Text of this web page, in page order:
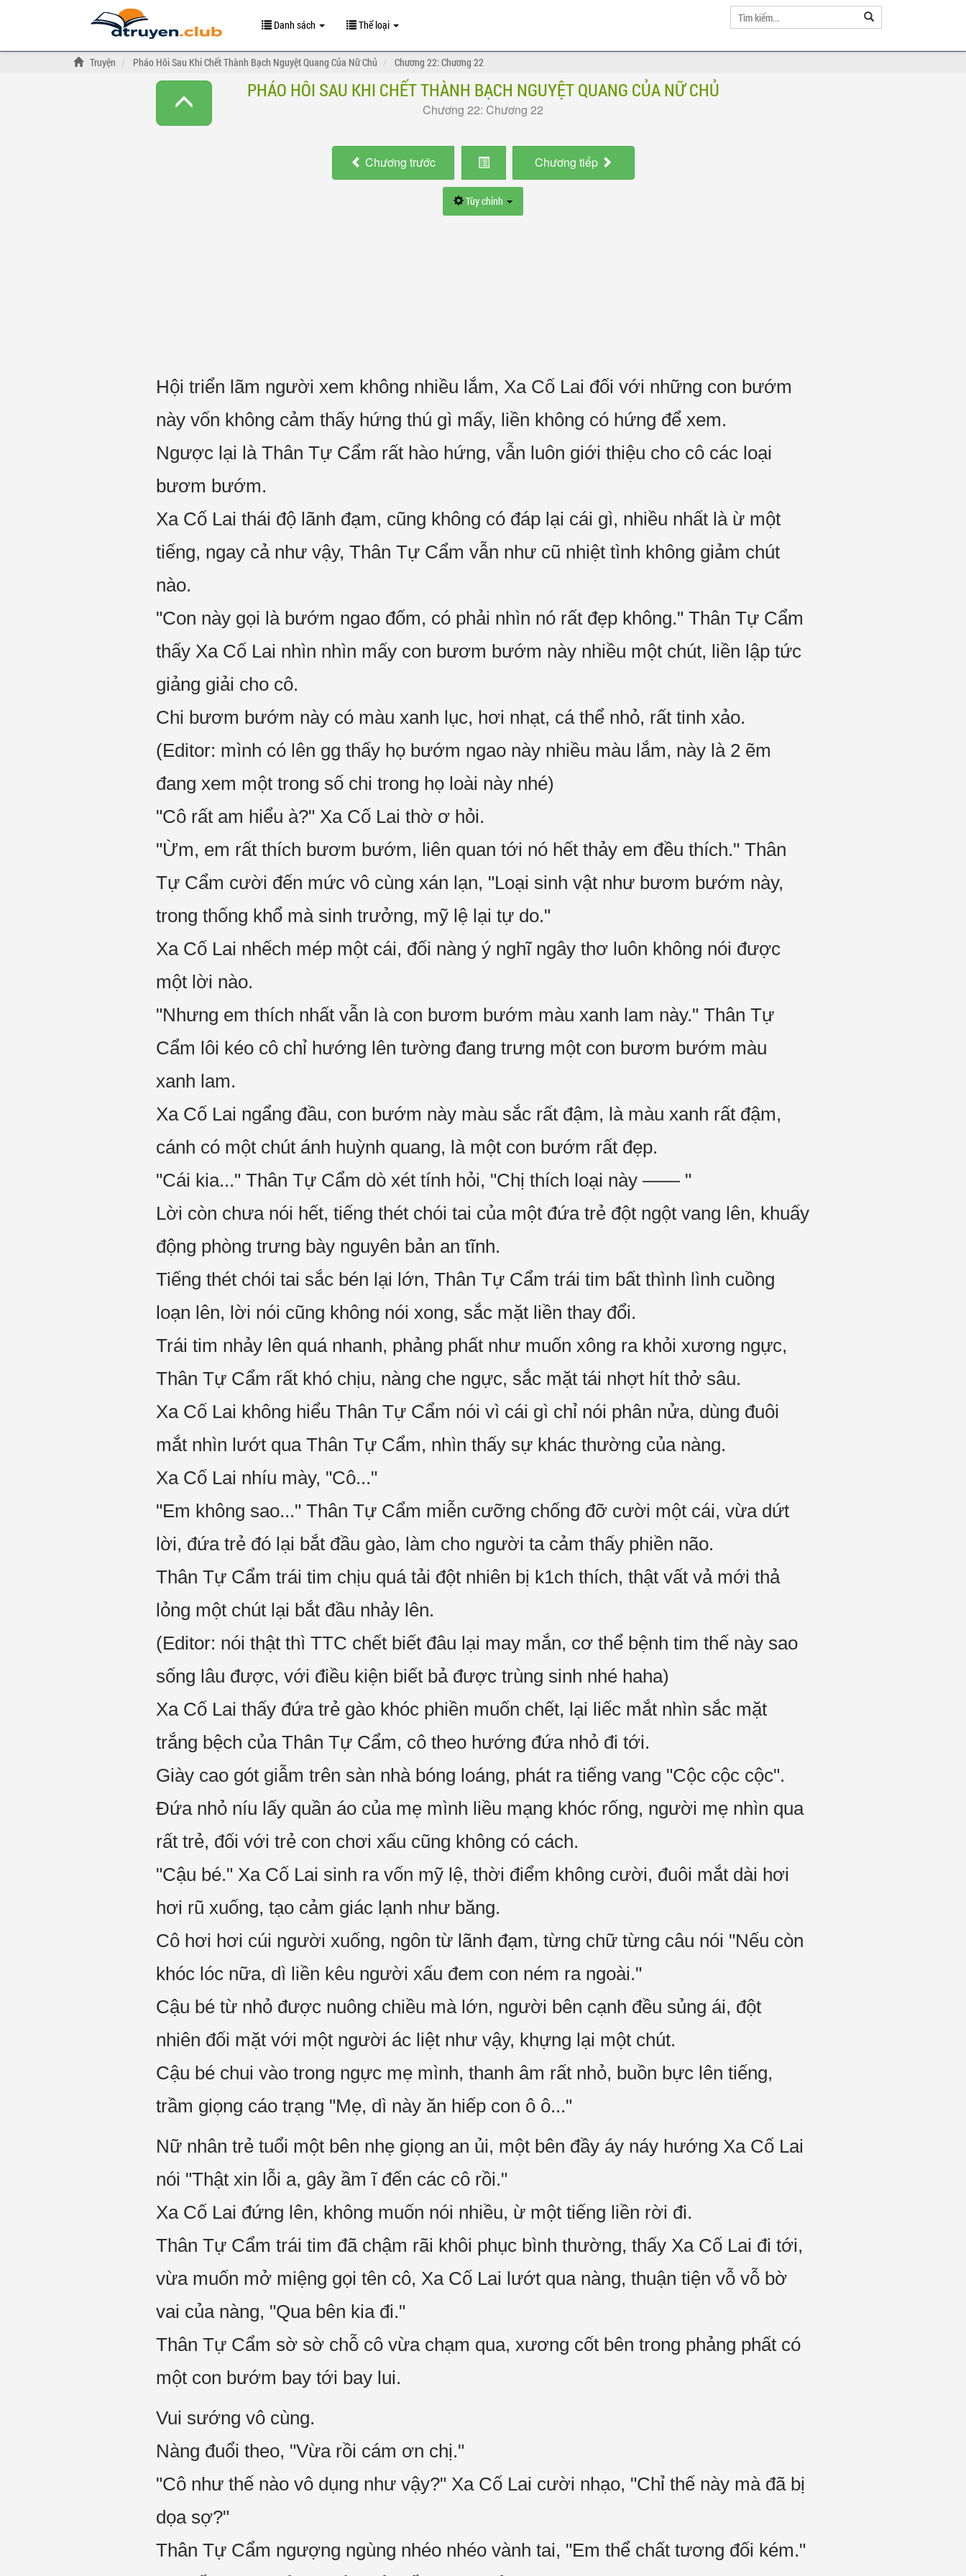
Danh sách Thể loại
Truyện Pháo Hôi Sau Khi Chết Thành Bạch Nguyệt Quang Của Nữ Chủ Chương 22: Chương 22
PHÁO HÔI SAU KHI CHẾT THÀNH BẠCH NGUYỆT QUANG CỦA NỮ CHỦ
Chương 22: Chương 22
Chương trước Chương tiếp
Tùy chỉnh
Hội triển lãm người xem không nhiều lắm, Xa Cố Lai đối với những con bướm
này vốn không cảm thấy hứng thú gì mấy, liền không có hứng để xem.
Ngược lại là Thân Tự Cẩm rất hào hứng, vẫn luôn giới thiệu cho cô các loại
bươm bướm.
Xa Cố Lai thái độ lãnh đạm, cũng không có đáp lại cái gì, nhiều nhất là ừ một
tiếng, ngay cả như vậy, Thân Tự Cẩm vẫn như cũ nhiệt tình không giảm chút
nào.
"Con này gọi là bướm ngao đốm, có phải nhìn nó rất đẹp không." Thân Tự Cẩm
thấy Xa Cố Lai nhìn nhìn mấy con bươm bướm này nhiều một chút, liền lập tức
giảng giải cho cô.
Chi bươm bướm này có màu xanh lục, hơi nhạt, cá thể nhỏ, rất tinh xảo.
(Editor: mình có lên gg thấy họ bướm ngao này nhiều màu lắm, này là 2 ẽm
đang xem một trong số chi trong họ loài này nhé)
"Cô rất am hiểu à?" Xa Cố Lai thờ ơ hỏi.
"Ừm, em rất thích bươm bướm, liên quan tới nó hết thảy em đều thích." Thân
Tự Cẩm cười đến mức vô cùng xán lạn, "Loại sinh vật như bươm bướm này,
trong thống khổ mà sinh trưởng, mỹ lệ lại tự do."
Xa Cố Lai nhếch mép một cái, đối nàng ý nghĩ ngây thơ luôn không nói được
một lời nào.
"Nhưng em thích nhất vẫn là con bươm bướm màu xanh lam này." Thân Tự
Cẩm lôi kéo cô chỉ hướng lên tường đang trưng một con bươm bướm màu
xanh lam.
Xa Cố Lai ngẩng đầu, con bướm này màu sắc rất đậm, là màu xanh rất đậm,
cánh có một chút ánh huỳnh quang, là một con bướm rất đẹp.
"Cái kia..." Thân Tự Cẩm dò xét tính hỏi, "Chị thích loại này —— "
Lời còn chưa nói hết, tiếng thét chói tai của một đứa trẻ đột ngột vang lên, khuấy
động phòng trưng bày nguyên bản an tĩnh.
Tiếng thét chói tai sắc bén lại lớn, Thân Tự Cẩm trái tim bất thình lình cuồng
loạn lên, lời nói cũng không nói xong, sắc mặt liền thay đổi.
Trái tim nhảy lên quá nhanh, phảng phất như muốn xông ra khỏi xương ngực,
Thân Tự Cẩm rất khó chịu, nàng che ngực, sắc mặt tái nhợt hít thở sâu.
Xa Cố Lai không hiểu Thân Tự Cẩm nói vì cái gì chỉ nói phân nửa, dùng đuôi
mắt nhìn lướt qua Thân Tự Cẩm, nhìn thấy sự khác thường của nàng.
Xa Cố Lai nhíu mày, "Cô..."
"Em không sao..." Thân Tự Cẩm miễn cưỡng chống đỡ cười một cái, vừa dứt
lời, đứa trẻ đó lại bắt đầu gào, làm cho người ta cảm thấy phiền não.
Thân Tự Cẩm trái tim chịu quá tải đột nhiên bị k1ch thích, thật vất vả mới thả
lỏng một chút lại bắt đầu nhảy lên.
(Editor: nói thật thì TTC chết biết đâu lại may mắn, cơ thể bệnh tim thế này sao
sống lâu được, với điều kiện biết bả được trùng sinh nhé haha)
Xa Cố Lai thấy đứa trẻ gào khóc phiền muốn chết, lại liếc mắt nhìn sắc mặt
trắng bệch của Thân Tự Cẩm, cô theo hướng đứa nhỏ đi tới.
Giày cao gót giẫm trên sàn nhà bóng loáng, phát ra tiếng vang "Cộc cộc cộc".
Đứa nhỏ níu lấy quần áo của mẹ mình liều mạng khóc rống, người mẹ nhìn qua
rất trẻ, đối với trẻ con chơi xấu cũng không có cách.
"Cậu bé." Xa Cố Lai sinh ra vốn mỹ lệ, thời điểm không cười, đuôi mắt dài hơi
hơi rũ xuống, tạo cảm giác lạnh như băng.
Cô hơi hơi cúi người xuống, ngôn từ lãnh đạm, từng chữ từng câu nói "Nếu còn
khóc lóc nữa, dì liền kêu người xấu đem con ném ra ngoài."
Cậu bé từ nhỏ được nuông chiều mà lớn, người bên cạnh đều sủng ái, đột
nhiên đối mặt với một người ác liệt như vậy, khựng lại một chút.
Cậu bé chui vào trong ngực mẹ mình, thanh âm rất nhỏ, buồn bực lên tiếng,
trầm giọng cáo trạng "Mẹ, dì này ăn hiếp con ô ô..."
Nữ nhân trẻ tuổi một bên nhẹ giọng an ủi, một bên đầy áy náy hướng Xa Cố Lai
nói "Thật xin lỗi a, gây ầm ĩ đến các cô rồi."
Xa Cố Lai đứng lên, không muốn nói nhiều, ừ một tiếng liền rời đi.
Thân Tự Cẩm trái tim đã chậm rãi khôi phục bình thường, thấy Xa Cố Lai đi tới,
vừa muốn mở miệng gọi tên cô, Xa Cố Lai lướt qua nàng, thuận tiện vỗ vỗ bờ
vai của nàng, "Qua bên kia đi."
Thân Tự Cẩm sờ sờ chỗ cô vừa chạm qua, xương cốt bên trong phảng phất có
một con bướm bay tới bay lui.
Vui sướng vô cùng.
Nàng đuổi theo, "Vừa rồi cám ơn chị."
"Cô như thế nào vô dụng như vậy?" Xa Cố Lai cười nhạo, "Chỉ thế này mà đã bị
dọa sợ?"
Thân Tự Cẩm ngượng ngùng nhéo nhéo vành tai, "Em thể chất tương đối kém."